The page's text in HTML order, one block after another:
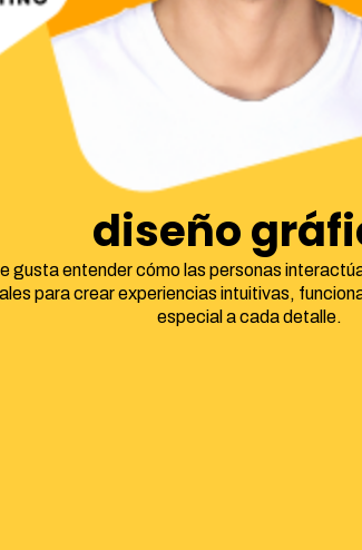
diseño
gusta entender cómo las personas
para crear experiencias intuitivas,
especial a cada detalle.